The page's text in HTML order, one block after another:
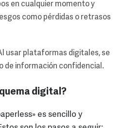
en cualquier momento y
como pérdidas o retrasos
usar plataformas digitales, se
de información confidencial.
digital?
es sencillo y